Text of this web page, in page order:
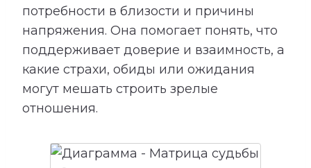
потребности в близости и причины
напряжения. Она помогает понять, что
поддерживает доверие и взаимность, а
какие страхи, обиды или ожидания
могут мешать строить зрелые
отношения.